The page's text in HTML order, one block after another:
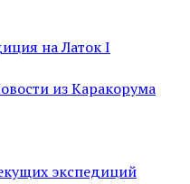
на Латок I
из Каракорума
экспедиций